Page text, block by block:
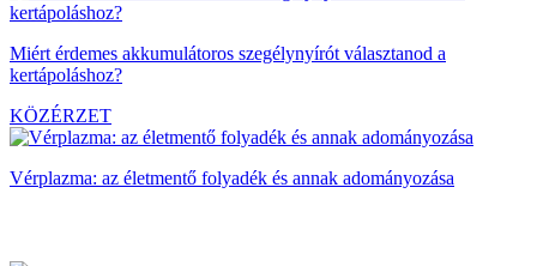
Miért érdemes akkumulátoros szegélynyírót választanod a
kertápoláshoz?
KÖZÉRZET
Vérplazma: az életmentő folyadék és annak adományozása